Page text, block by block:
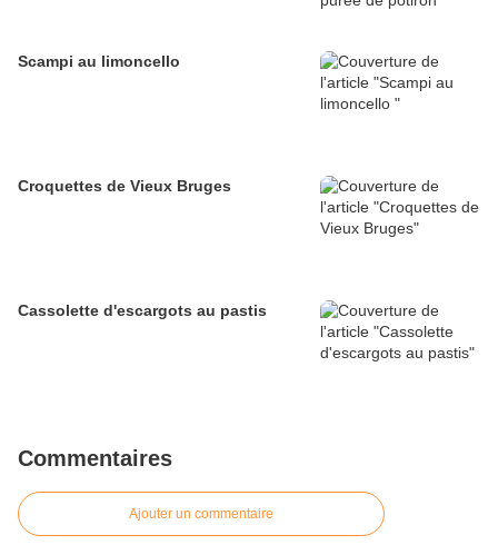
Scampi au limoncello
Croquettes de Vieux Bruges
Cassolette d'escargots au pastis
Commentaires
Ajouter un commentaire